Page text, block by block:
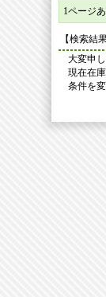
1ページ
【検索結
大変申し
現在在庫
条件を変